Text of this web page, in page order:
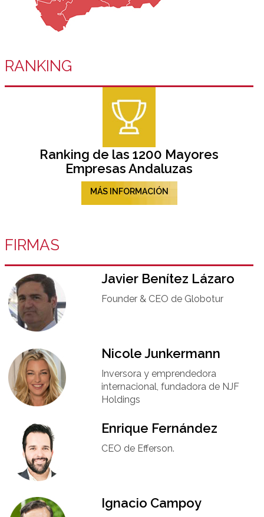
RANKING
Ranking de las 1200 Mayores
Empresas Andaluzas
MÁS INFORMACIÓN
FIRMAS
Javier Benítez Lázaro
Founder & CEO de Globotur​
Nicole Junkermann​
Inversora y emprendedora
internacional, fundadora de NJF
Holdings
Enrique Fernández
CEO de Efferson.
Ignacio Campoy​